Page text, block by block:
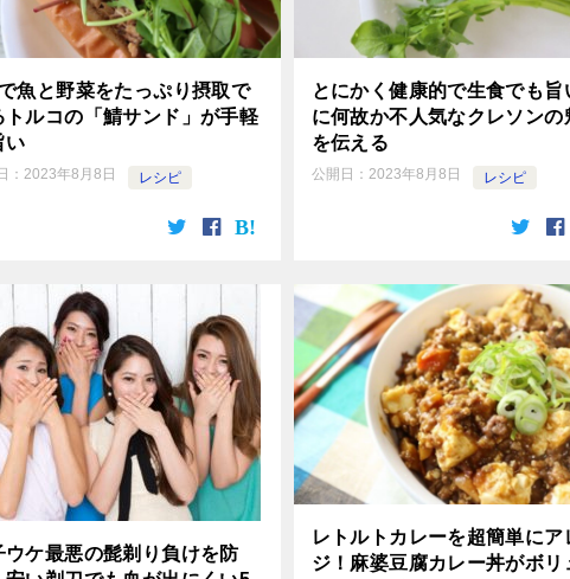
魚と野菜をたっぷり摂取で
トルコの「鯖サンド」が手軽
い
：2023年8月8日 レシピ
とにかく健康的で生食でも旨
に何故か不人気なクレソンの
を伝える
公開日： 2023年8月8日 レシピ
ウケ最悪の髭剃り負けを防
レトルトカレーを超簡単にア
ジ！麻婆豆腐カレー丼がボリ